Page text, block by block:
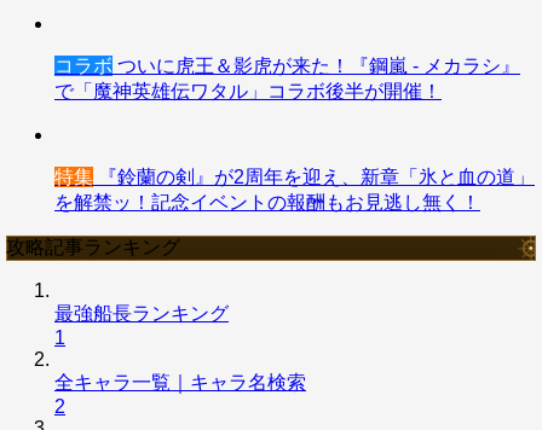
コラボ ついに虎王＆影虎が来た！『鋼嵐 - メカラシ』
で「魔神英雄伝ワタル」コラボ後半が開催！
特集 『鈴蘭の剣』が2周年を迎え、新章「氷と血の道」
を解禁ッ！記念イベントの報酬もお見逃し無く！
攻略記事ランキング
最強船長ランキング
1
全キャラ一覧｜キャラ名検索
2